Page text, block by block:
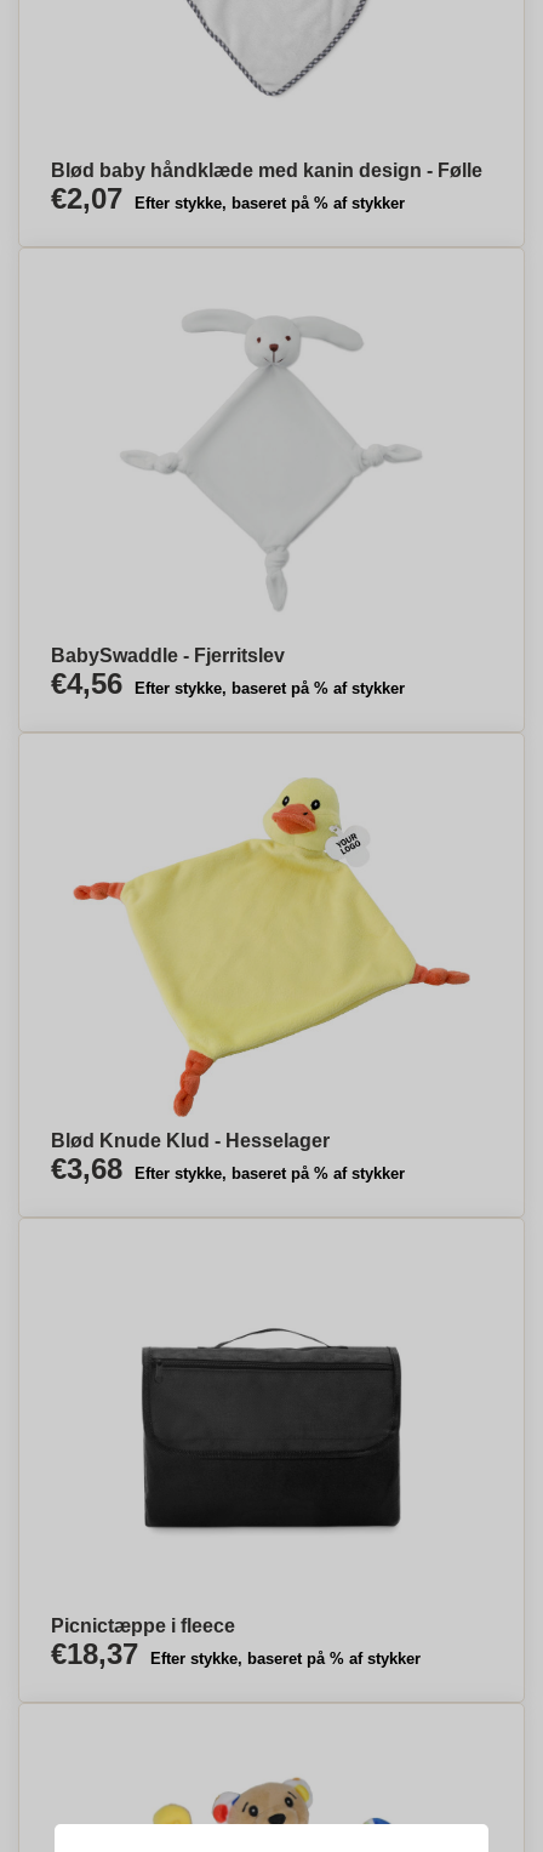
Blød baby håndklæde med kanin design - Følle
€2,07 Efter stykke, baseret på % af stykker
BabySwaddle - Fjerritslev
€4,56 Efter stykke, baseret på % af stykker
Blød Knude Klud - Hesselager
€3,68 Efter stykke, baseret på % af stykker
Picnictæppe i fleece
€18,37 Efter stykke, baseret på % af stykker